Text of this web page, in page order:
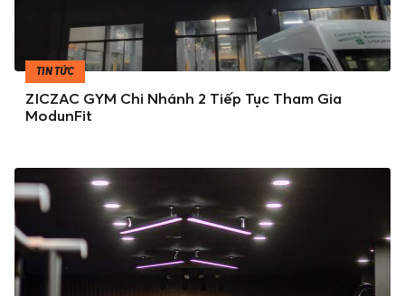
TIN TỨC
ZICZAC GYM Chi Nhánh 2 Tiếp Tục Tham Gia
ModunFit